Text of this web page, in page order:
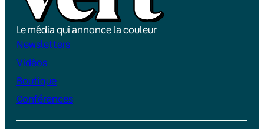
Le média qui annonce la couleur
Newsletters
Vidéos
Boutique
Conférences